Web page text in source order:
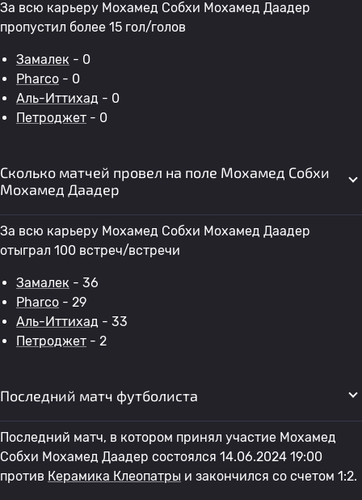
За всю карьеру Мохамед Собхи Мохамед Даадер
пропустил более 15 гол/голов
Замалек - 0
Pharco - 0
Аль-Иттихад - 0
Петроджет - 0
Сколько матчей провел на поле Мохамед Собхи
Мохамед Даадер
За всю карьеру Мохамед Собхи Мохамед Даадер
отыграл 100 встреч/встречи
Замалек - 36
Pharco - 29
Аль-Иттихад - 33
Петроджет - 2
Последний матч футболиста
Последний матч, в котором принял участие Мохамед
Собхи Мохамед Даадер состоялся 14.06.2024 19:00
против Керамика Клеопатры и закончился со счетом 1:2.